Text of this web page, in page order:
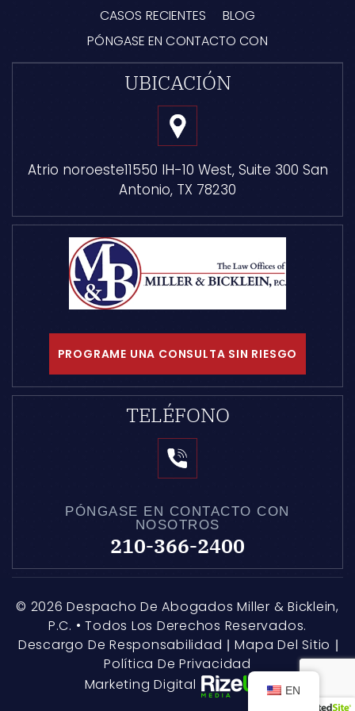
CASOS RECIENTES
BLOG
PÓNGASE EN CONTACTO CON
UBICACIÓN
Atrio noroeste11550 IH-10 West, Suite 300 San
Antonio, TX 78230
PROGRAME UNA CONSULTA SIN RIESGO
TELÉFONO
PÓNGASE EN CONTACTO CON
NOSOTROS
210-366-2400
© 2026 Despacho De Abogados Miller & Bicklein,
P.C. • Todos Los Derechos Reservados.
Descargo De Responsabilidad
Mapa Del Sitio
Política De Privacidad
Marketing Digital
EN